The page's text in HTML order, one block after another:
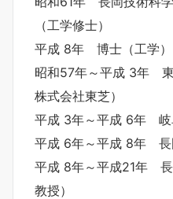
（工学修士）
平成 8年 博士（工学）
昭和57年～平成 3年 東
株式会社東芝）
平成 3年～平成 6年 岐
平成 6年～平成 8年 長
平成 8年～平成21年
教授）